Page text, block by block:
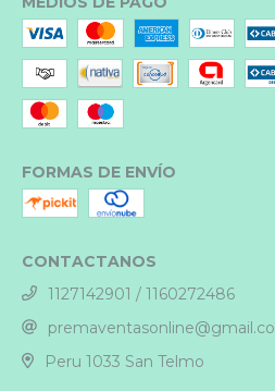
FORMAS DE ENVÍO
CONTACTANOS
1127142901 / 1160272486
Peru 1033 San Telmo